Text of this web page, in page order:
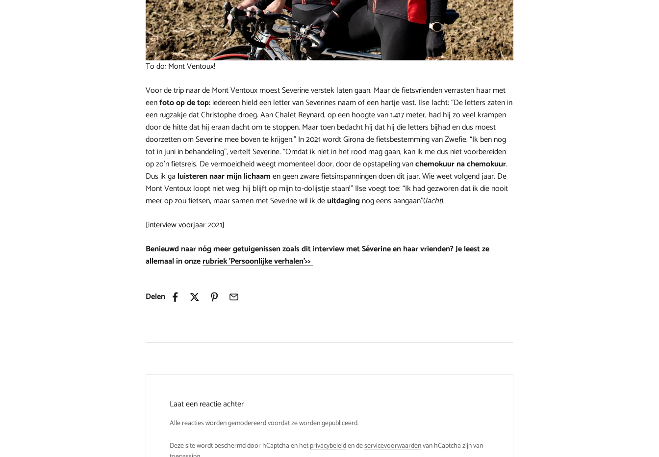
To do: Mont Ventoux!
Voor de trip naar de Mont Ventoux moest Severine verstek laten gaan. Maar de fietsvrienden verrasten haar met
eenfoto op de top:iedereen hield een letter van Severines naam of een hartje vast. Ilse lacht: “De letters zaten in
een rugzakje dat Christophe droeg. Aan Chalet Reynard, op een hoogte van 1.417 meter, had hij zo veel krampen
door de hitte dat hij eraan dacht om te stoppen. Maar toen bedacht hij dat hij die letters bijhad en dus moest
doorzetten om Severine mee boven te krijgen.” In 2021 wordt Girona de fietsbestemming van Zwefie. “Ik ben nog
tot in juni in behandeling”, vertelt Severine. “Omdat ik niet in het rood mag gaan, kan ik me dus niet voorbereiden
op zo’n fietsreis. De vermoeidheid weegt momenteel door, door de opstapeling vanchemokuur na chemokuur.
Dus ik ga luisteren naar mijn lichaamen geen zware fietsinspanningen doen dit jaar. Wie weet volgend jaar. De
Mont Ventoux loopt niet weg: hij blijft op mijn to-dolijstje staan!” Ilse voegt toe: “Ik had gezworen dat ik die nooit
meer op zou fietsen, maar samen met Severine wil ik deuitdagingnog eens aangaan”(lacht).
[interview voorjaar 2021]
Benieuwd naar nóg meer getuigenissen zoals dit interview met Séverine en haar vrienden? Je leest ze
allemaal in onzerubriek 'Persoonlijke verhalen'>>
Delen
Laat een reactie achter
Alle reacties worden gemodereerd voordat ze worden gepubliceerd.
Deze site wordt beschermd door hCaptcha en hetprivacybeleiden deservicevoorwaardenvan hCaptcha zijn van